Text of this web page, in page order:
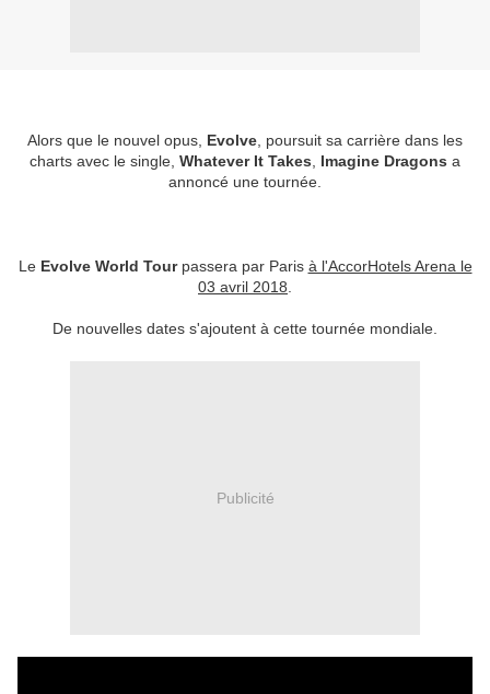
Alors que le nouvel opus, Evolve , poursuit sa carrière dans les
charts avec le single, Whatever It Takes Imagine Dragons a
annoncé une tournée.
Le Evolve World Tourpassera par Paris à l'AccorHotels Arena le
03 avril 2018
De nouvelles dates s'ajoutent à cette tournée mondiale.
Publicité